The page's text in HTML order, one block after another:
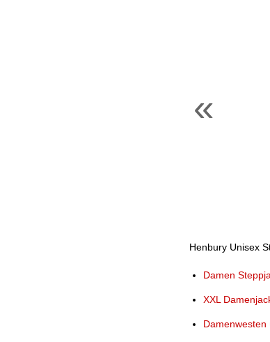
«
Henbury Unisex
Damen
XXL